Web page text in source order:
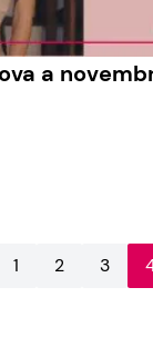
a
1 2 3